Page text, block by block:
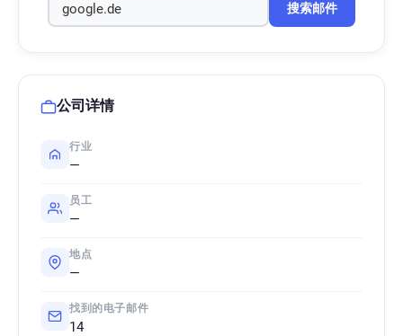
搜索邮件
公司详情
行业
—
员工
—
地点
—
找到的电子邮件
14